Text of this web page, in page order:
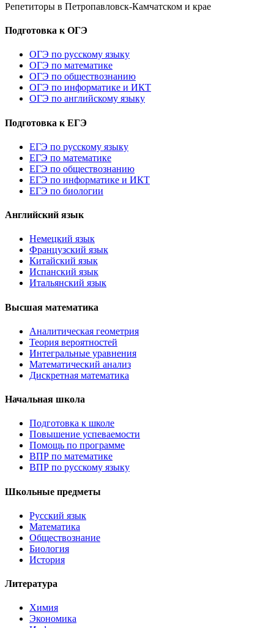
Репетиторы в Петропавловск-Камчатском и крае
Подготовка к ОГЭ
ОГЭ по русскому языку
ОГЭ по математике
ОГЭ по обществознанию
ОГЭ по информатике и ИКТ
ОГЭ по английскому языку
Подготовка к ЕГЭ
ЕГЭ по русскому языку
ЕГЭ по математике
ЕГЭ по обществознанию
ЕГЭ по информатике и ИКТ
ЕГЭ по биологии
Английский язык
Немецкий язык
Французский язык
Китайский язык
Испанский язык
Итальянский язык
Высшая математика
Аналитическая геометрия
Теория вероятностей
Интегральные уравнения
Математический анализ
Дискретная математика
Начальная школа
Подготовка к школе
Повышение успеваемости
Помощь по программе
ВПР по математике
ВПР по русскому языку
Школьные предметы
Русский язык
Математика
Обществознание
Биология
История
Литература
Химия
Экономика